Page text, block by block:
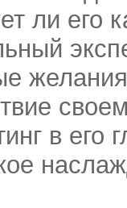
ли его
в его